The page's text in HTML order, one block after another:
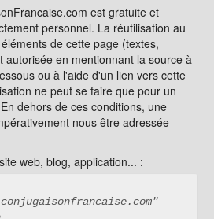
est gratuite et
personnel. La réutilisation au
de cette page (textes,
autorisée en mentionnant la source à
ou à l'aide d'un lien vers cette
ne peut se faire que pour un
dehors de ces conditions, une
nous être adressée
web, blog, application... :